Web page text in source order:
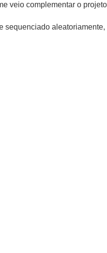
veio complementar o
sequenciado